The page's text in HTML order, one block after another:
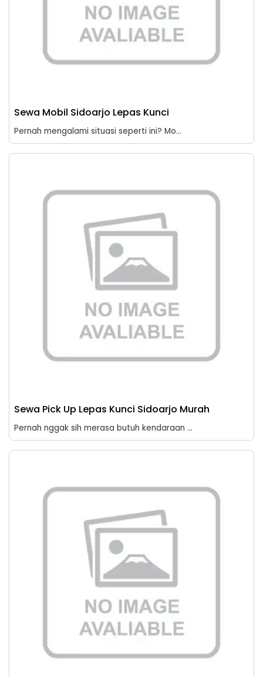
Sewa Mobil Sidoarjo Lepas Kunci
Pernah mengalami situasi seperti ini? Mo...
Sewa Pick Up Lepas Kunci Sidoarjo Murah
Pernah nggak sih merasa butuh kendaraan ...